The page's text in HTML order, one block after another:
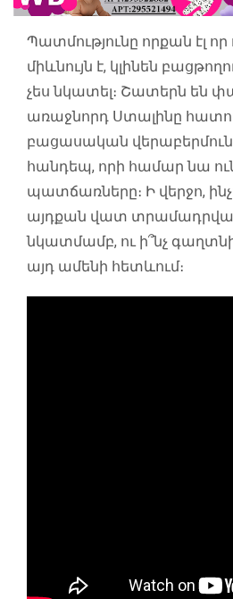
Պատմությունը որքան էլ որ
միևնույն է, կլինեն
չես նկատել։ Շատերն են
առաջնորդ Ստալինը
բացասական
հանդեպ, որի համար նա
պատճառները։ Ի վերջո,
այդքան վատ
նկատմամբ, ու ի՞նչ
այդ ամենի հետևում։